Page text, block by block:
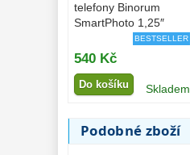
telefony Binorum
SmartPhoto 1,25″
BESTSELLER
540 Kč
Do košíku Skladem
Podobné zboží